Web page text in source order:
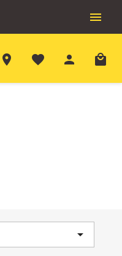

room favorite person local_mall
